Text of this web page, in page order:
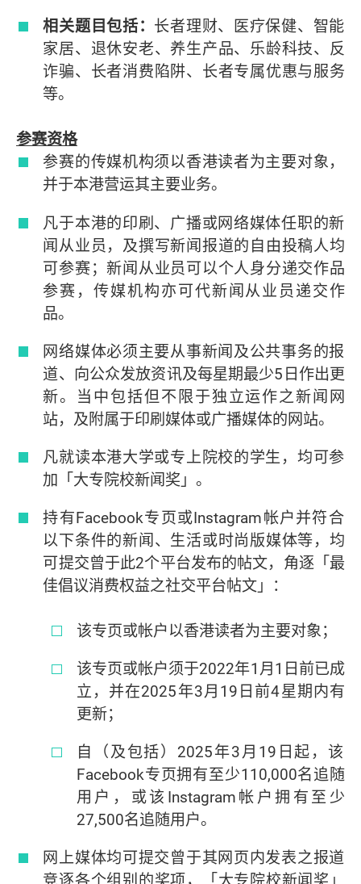
相关题目包括： 长者理财、医疗保健、智能
家居、退休安老、养生产品、乐龄科技、反
诈骗、长者消费陷阱、长者专属优惠与服务
等。
参赛资格
参赛的传媒机构须以香港读者为主要对象，
并于本港营运其主要业务。
凡于本港的印刷、广播或网络媒体任职的新
闻从业员，及撰写新闻报道的自由投稿人均
可参赛；新闻从业员可以个人身分递交作品
参赛，传媒机构亦可代新闻从业员递交作
品。
网络媒体必须主要从事新闻及公共事务的报
道、向公众发放资讯及每星期最少5日作出更
新。当中包括但不限于独立运作之新闻网
站，及附属于印刷媒体或广播媒体的网站。
凡就读本港大学或专上院校的学生，均可参
加「大专院校新闻奖」。
持有Facebook专页或Instagram帐户并符合
以下条件的新闻、生活或时尚版媒体等，均
可提交曾于此2个平台发布的帖文，角逐「最
佳倡议消费权益之社交平台帖文」：
该专页或帐户以香港读者为主要对象；
该专页或帐户须于2022年1月1日前已成
立，并在2025年3月19日前4星期内有
更新；
自（及包括）2025年3月19日起，该
Facebook专页拥有至少110,000名追随
用户，或该Instagram帐户拥有至少
27,500名追随用户。
网上媒体均可提交曾于其网页内发表之报道